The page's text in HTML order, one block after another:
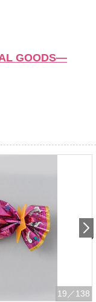
GOODS―
19 ／138